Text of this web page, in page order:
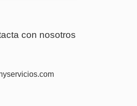
con nosotros